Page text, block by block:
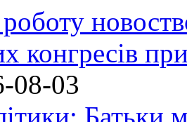
конгресів
08-03
Батьки